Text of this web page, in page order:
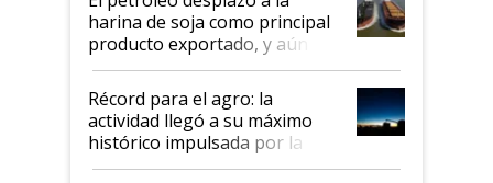
harina de soja como principal
producto exportado, y aún así
el agro aportó casi seis de cada
diez dólares y sostuvo el
liderazgo en un semestre
récord
Récord para el agro: la
actividad llegó a su máximo
histórico impulsada por la
cosecha y las exportaciones